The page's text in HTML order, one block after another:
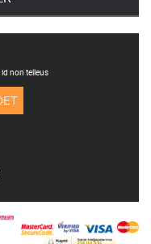
id non telleus